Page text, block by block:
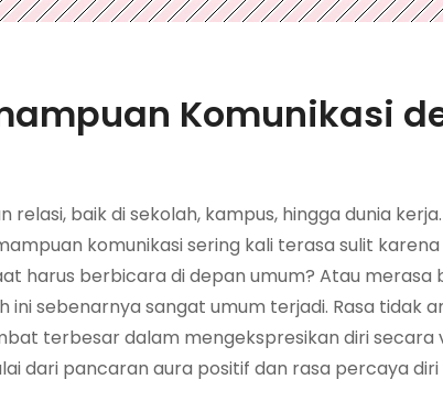
Komunikasi
baik di sekolah, kampus, hingga dunia
komunikasi sering kali terasa sulit
harus berbicara di depan umum? Atau merasa
sebenarnya sangat umum terjadi. Rasa tidak
terbesar dalam mengekspresikan diri secara
dari pancaran aura positif dan rasa percaya diri